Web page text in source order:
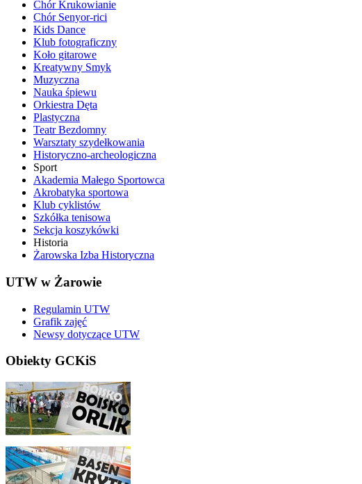
Chór Krukowianie
Chór Senyor-rici
Kids Dance
Klub fotograficzny
Koło gitarowe
Kreatywny Smyk
Muzyczna
Nauka śpiewu
Orkiestra Dęta
Plastyczna
Teatr Bezdomny
Warsztaty szydełkowania
Historyczno-archeologiczna
Sport
Akademia Małego Sportowca
Akrobatyka sportowa
Klub cyklistów
Szkółka tenisowa
Sekcja koszykówki
Historia
Żarowska Izba Historyczna
UTW w Żarowie
Regulamin UTW
Grafik zajęć
Newsy dotyczące UTW
Obiekty GCKiS